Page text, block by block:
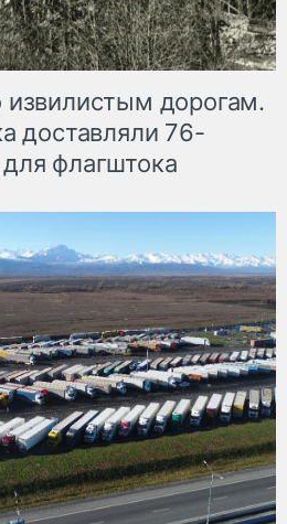
дорогам.
доставляли 76-
флагштока